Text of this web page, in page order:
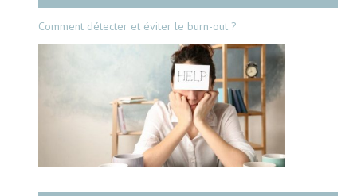
Comment détecter et éviter le burn-out ?